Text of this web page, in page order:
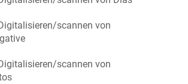
scannen von
scannen von